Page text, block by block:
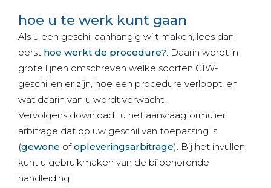
hoe u te werk kunt gaan
Als u een geschil aanhangig wilt maken, lees dan
eerst hoe werkt de procedure?. Daarin wordt in
grote lijnen omschreven welke soorten GIW-
geschillen er zijn, hoe een procedure verloopt, en
wat daarin van u wordt verwacht.
Vervolgens downloadt u het aanvraagformulier
arbitrage dat op uw geschil van toepassing is
(gewone ofopleveringsarbitrage). Bij het invullen
kunt u gebruikmaken van de bijbehorende
handleiding.